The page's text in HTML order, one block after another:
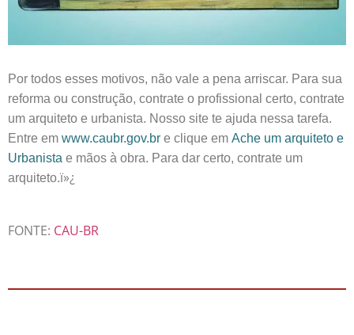
Por todos esses motivos, não vale a pena arriscar. Para sua
reforma ou construção, contrate o profissional certo, contrate
um arquiteto e urbanista. Nosso site te ajuda nessa tarefa.
Entre em www.caubr.gov.br e clique em Ache um arquiteto e
Urbanista e mãos à obra. Para dar certo, contrate um
arquiteto.ï»¿
FONTE: CAU-BR